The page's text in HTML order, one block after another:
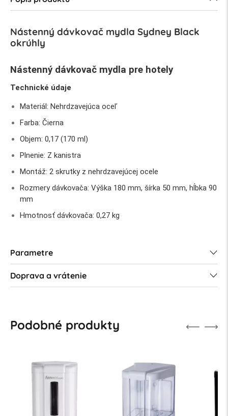
Nástenný dávkovač mydla Sydney Black
okrúhly
Nástenný dávkovač mydla pre hotely
Technické údaje
Materiál: Nehrdzavejúca oceľ
Farba: Čierna
Objem: 0,17 (170 ml)
Plnenie: Z kanistra
Montáž: 2 skrutky z nehrdzavejúcej ocele
Rozmery dávkovača: Výška 180 mm, šírka 50 mm, hĺbka 90
mm
Hmotnosť dávkovača: 0,27 kg
Parametre
Doprava a vrátenie
Podobné produkty